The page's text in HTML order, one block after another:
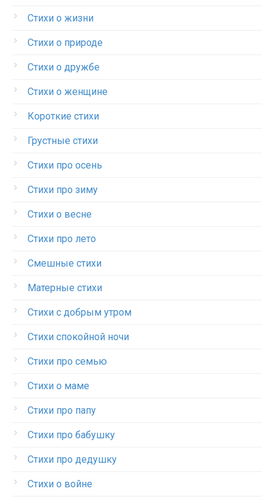
Стихи о жизни
Стихи о природе
Стихи о дружбе
Стихи о женщине
Короткие стихи
Грустные стихи
Стихи про осень
Стихи про зиму
Стихи о весне
Стихи про лето
Смешные стихи
Матерные стихи
Стихи с добрым утром
Стихи спокойной ночи
Стихи про семью
Стихи о маме
Стихи про папу
Стихи про бабушку
Стихи про дедушку
Стихи о войне